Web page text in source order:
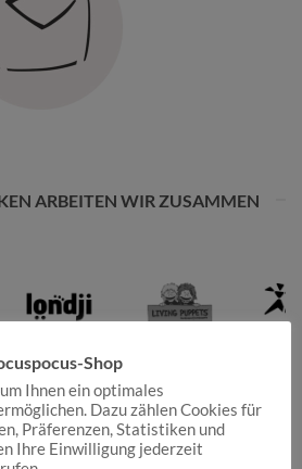
ARBEITEN WIR ZUSAMMEN
Shop
Ihnen ein optimales
Dazu zählen Cookies für
Präferenzen, Statistiken und
Ihre Einwilligung jederzeit